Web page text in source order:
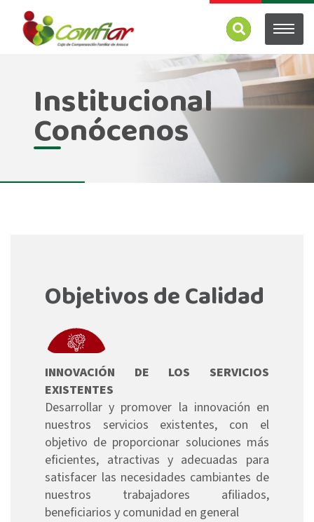
Institucional
Conócenos
Objetivos de Calidad
INNOVACIÓN DE LOS SERVICIOS
EXISTENTES
Desarrollar y promover la innovación en
nuestros servicios existentes, con el
objetivo de proporcionar soluciones más
eficientes, atractivas y adecuadas para
satisfacer las necesidades cambiantes de
nuestros trabajadores afiliados,
beneficiarios y comunidad en general